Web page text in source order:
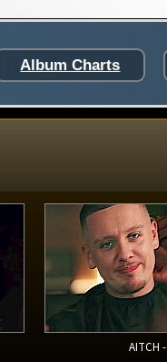
Album Charts
AITCH